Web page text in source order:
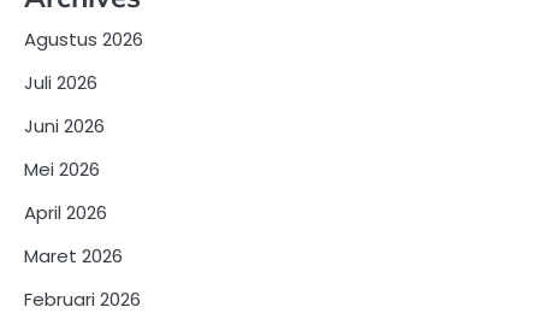
Agustus 2026
Juli 2026
Juni 2026
Mei 2026
April 2026
Maret 2026
Februari 2026